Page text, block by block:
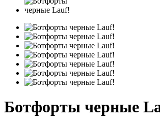
Ботфорты черные